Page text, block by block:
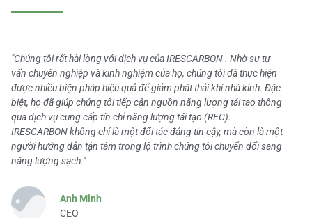
"Chúng tôi rất hài lòng với dịch vụ của IRESCARBON . Nhờ sự tư
vấn chuyên nghiệp và kinh nghiệm của họ, chúng tôi đã thực hiện
được nhiều biện pháp hiệu quả để giảm phát thải khí nhà kính. Đặc
biệt, họ đã giúp chúng tôi tiếp cận nguồn năng lượng tái tạo thông
qua dịch vụ cung cấp tín chỉ năng lượng tái tạo (REC).
IRESCARBON không chỉ là một đối tác đáng tin cậy, mà còn là một
người hướng dẫn tận tâm trong lộ trình chúng tôi chuyển đổi sang
năng lượng sạch."
Anh Minh
CEO